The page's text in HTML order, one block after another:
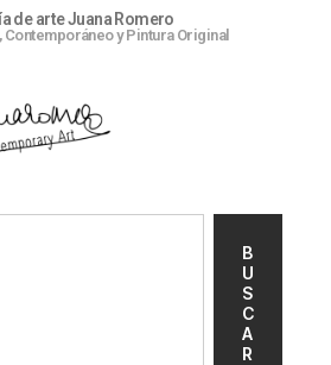
de arte Juana Romero
y Pintura Original
B
U
S
C
A
R